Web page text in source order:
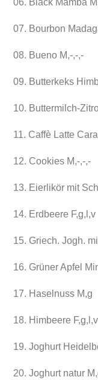
07. Bourbon
08. Bueno M,-,-,-
09. Butterkeks
10. Buttermilch-
11. Caffè Latte
12. Cookies M,-,-,-
13. Eierlikör mit
14. Erdbeere F,g,l,v
15. Griech. Jogh.
16. Grüner Apfel
17. Haselnuss M,g
18. Himbeere F,g,l,v
19. Joghurt
20. Joghurt natur